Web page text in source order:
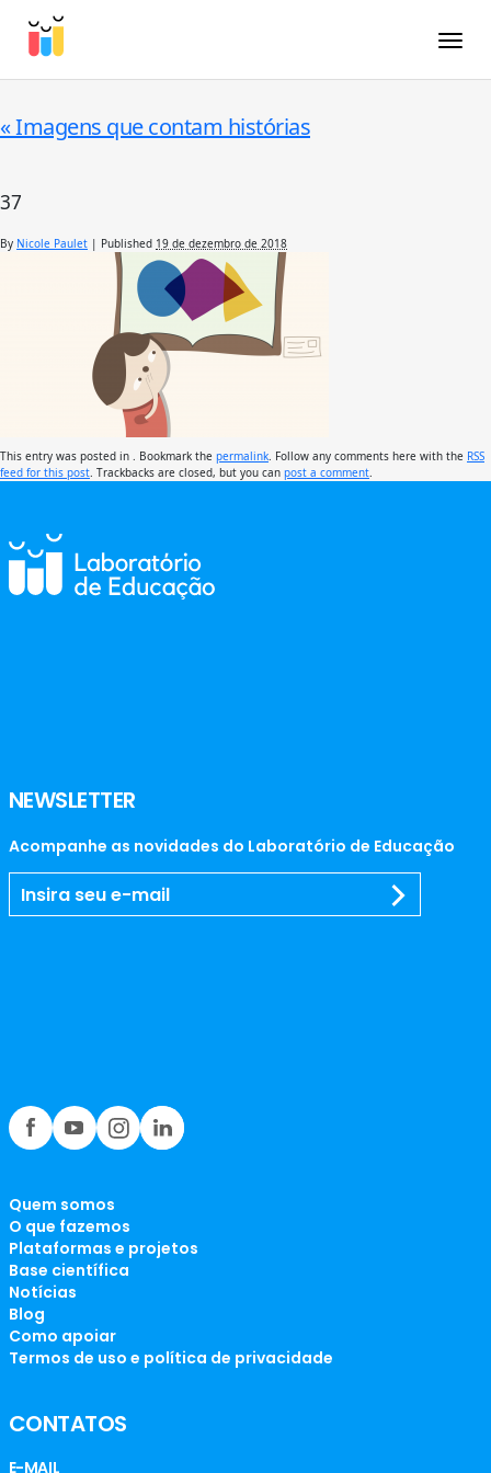
«Imagens que contam histórias
37
By Nicole Paulet | Published 19 de dezembro de 2018
This entry was posted in . Bookmark the permalink . Follow any comments here with the RSS
feed for this post . Trackbacks are closed, but you can post a comment
NEWSLETTER
Acompanhe as novidades do Laboratório de Educação
Quem somos
O que fazemos
Plataformas e projetos
Base científica
Notícias
Blog
Como apoiar
Termos de uso e política de privacidade
CONTATOS
E-MAIL